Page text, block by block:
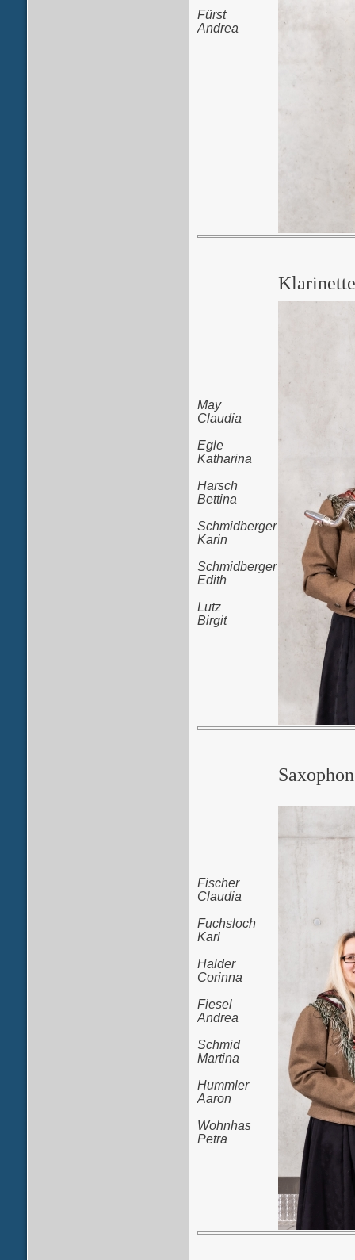
Fürst
Andrea
May
Claudia
Egle
Katharina
Harsch
Bettina
Schmidberger
Karin
Schmidberger
Edith
Lutz
Birgit
Saxophon
Fischer
Claudia
Fuchsloch
Karl
Halder
Corinna
Fiesel
Andrea
Schmid
Martina
Hummler
Aaron
Wohnhas
Petra